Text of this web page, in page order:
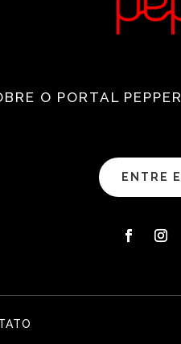
O PORTAL PEPPER
ENTRE